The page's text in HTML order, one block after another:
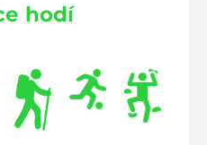
hodí